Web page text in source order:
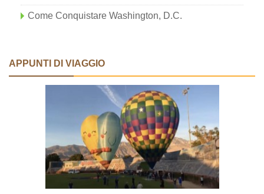
Come Conquistare Washington, D.C.
APPUNTI DI VIAGGIO